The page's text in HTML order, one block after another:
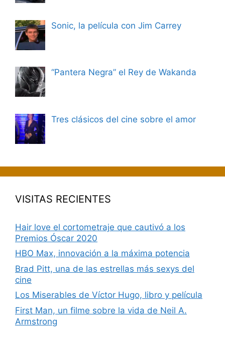
Sonic, la película con Jim Carrey
“Pantera Negra” el Rey de Wakanda
Tres clásicos del cine sobre el amor
VISITAS RECIENTES
Hair love el cortometraje que cautivó a los
Premios Óscar 2020
HBO Max, innovación a la máxima potencia
Brad Pitt, una de las estrellas más sexys del
cine
Los Miserables de Víctor Hugo, libro y película
First Man, un filme sobre la vida de Neil A.
Armstrong